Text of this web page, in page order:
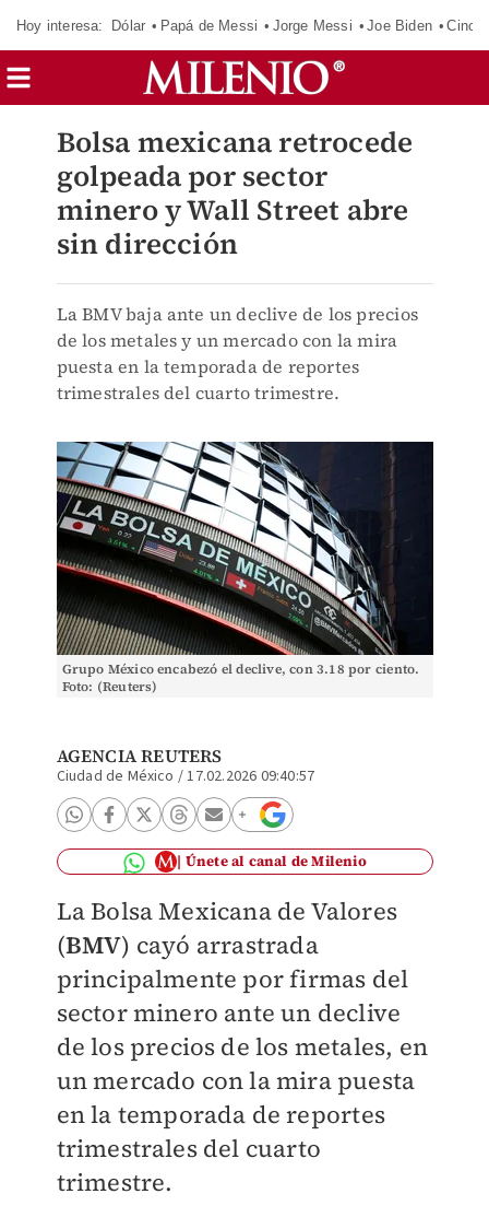
Hoy interesa: Dólar Papá de Messi Jorge Messi Joe Biden
Bolsa mexicana retrocede
golpeada por sector
minero y Wall Street abre
sin dirección
La BMV baja ante un declive de los precios
de los metales y un mercado con la mira
puesta en la temporada de reportes
trimestrales del cuarto trimestre.
Grupo México encabezó el declive, con 3.18 por ciento.
Foto: (Reuters)
AGENCIA REUTERS
Ciudad de México /17.02.2026 09:40:57
Únete al canal de Milenio
La Bolsa Mexicana de Valores
(BMV) cayó arrastrada
principalmente por firmas del
sector minero ante un declive
de los precios de los metales, en
un mercado con la mira puesta
en la temporada de reportes
trimestrales del cuarto
trimestre.